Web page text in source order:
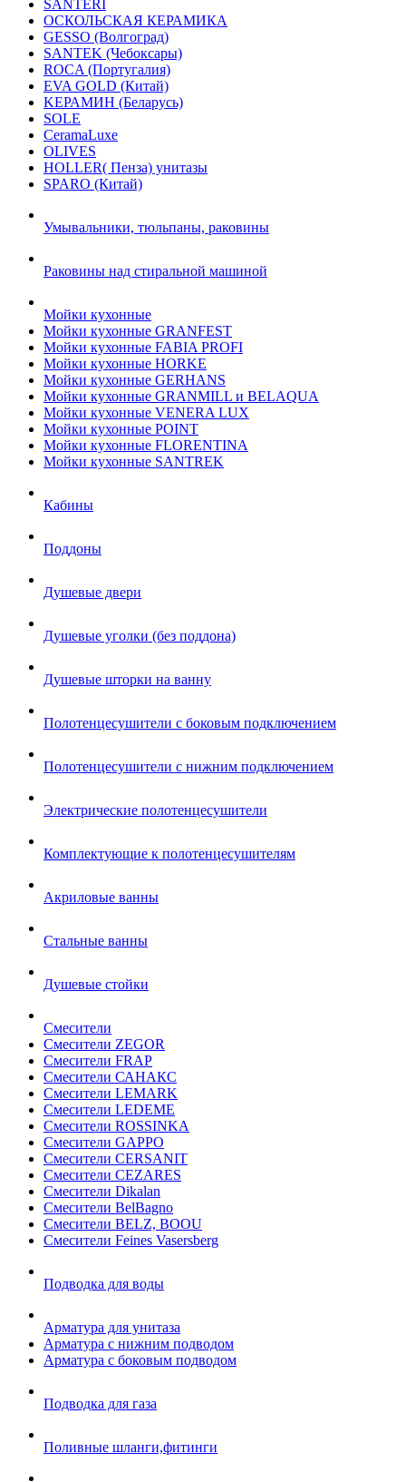
SANTERI
ОСКОЛЬСКАЯ КЕРАМИКА
GESSO (Волгоград)
SANTEK (Чебоксары)
ROCA (Португалия)
EVA GOLD (Китай)
KЕРАМИН (Беларусь)
SOLE
CeramaLuxe
OLIVES
HOLLER( Пенза) унитазы
SPARO (Китай)
Умывальники, тюльпаны, раковины
Раковины над стиральной машиной
Мойки кухонные
Мойки кухонные GRANFEST
Мойки кухонные FABIA PROFI
Мойки кухонные HORKE
Мойки кухонные GERHANS
Мойки кухонные GRANMILL и BELAQUA
Мойки кухонные VENERA LUX
Мойки кухонные POINT
Мойки кухонные FLORENTINA
Мойки кухонные SANTREK
Кабины
Поддоны
Душевые двери
Душевые уголки (без поддона)
Душевые шторки на ванну
Полотенцесушители с боковым подключением
Полотенцесушители с нижним подключением
Электрические полотенцесушители
Комплектующие к полотенцесушителям
Акриловые ванны
Стальные ванны
Душевые стойки
Смесители
Смесители ZEGOR
Смесители FRAP
Смесители САНАКС
Смесители LEMARK
Смесители LEDEME
Смесители ROSSINKA
Смесители GAPPO
Смесители CERSANIT
Смесители CEZARES
Смесители Dikalan
Смесители BelBagno
Смесители BELZ, BOOU
Смесители Feines Vasersberg
Подводка для воды
Арматура для унитаза
Арматура с нижним подводом
Арматура с боковым подводом
Подводка для газа
Поливные шланги,фитинги